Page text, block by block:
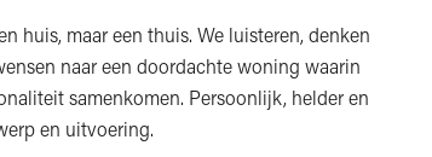
huis, maar een thuis. We luisteren, denken
naar een doordachte woning waarin
samenkomen. Persoonlijk, helder en
en uitvoering.